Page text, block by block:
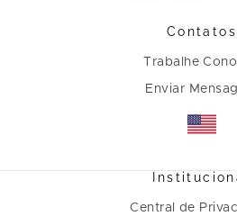
Contatos
Trabalhe
Enviar
Central de